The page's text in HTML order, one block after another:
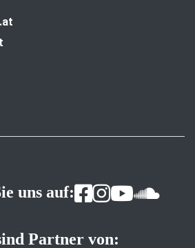
uns auf:
Partner von: